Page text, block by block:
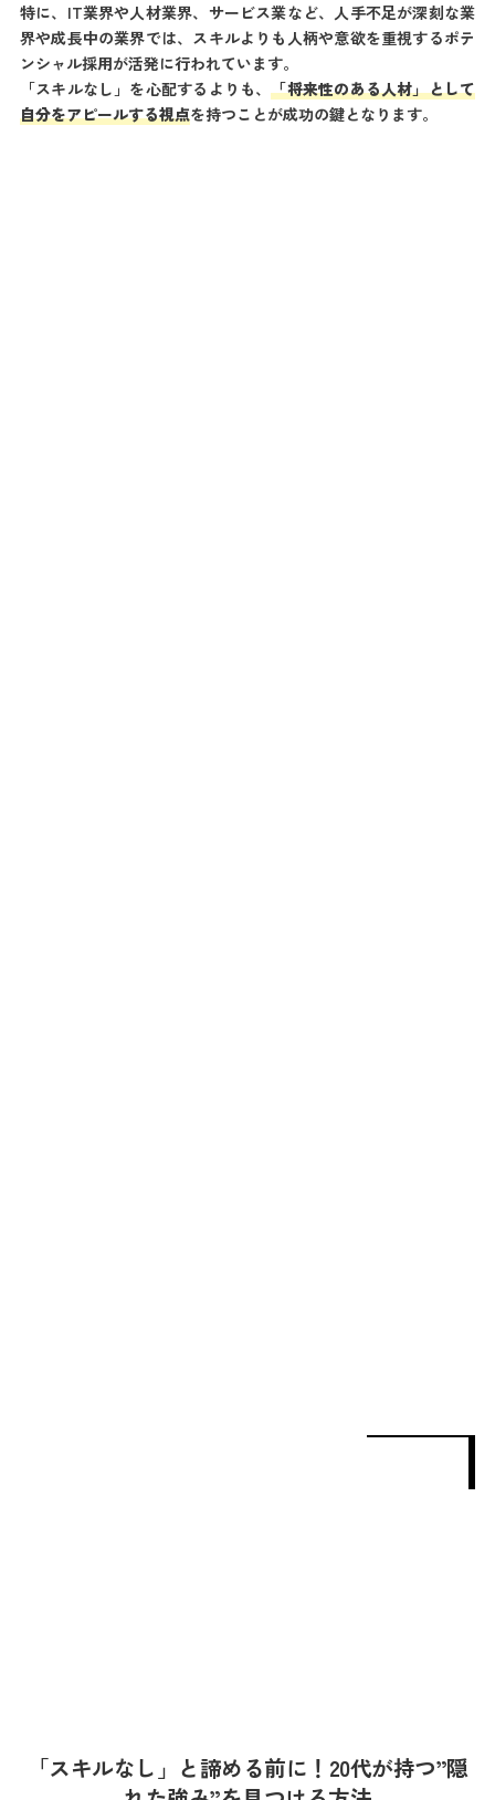
特に、IT業界や人材業界、サービス業など、人手不足が深刻な業
界や成長中の業界では、スキルよりも人柄や意欲を重視するポテ
ンシャル採用が活発に行われています。
「スキルなし」を心配するよりも、「将来性のある人材」として
自分をアピールする視点を持つことが成功の鍵となります。
「スキルなし」と諦める前に！20代が持つ”隠